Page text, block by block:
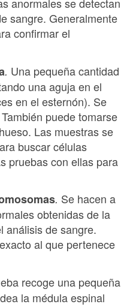
sangre. Generalmente
confirmar el
. Una pequeña cantidad
una aguja en el
en el esternón). Se
puede tomarse
Las muestras se
buscar células
pruebas con ellas para
. Se hacen a
obtenidas de la
análisis de sangre.
al que pertenece
recoge una pequeña
la médula espinal